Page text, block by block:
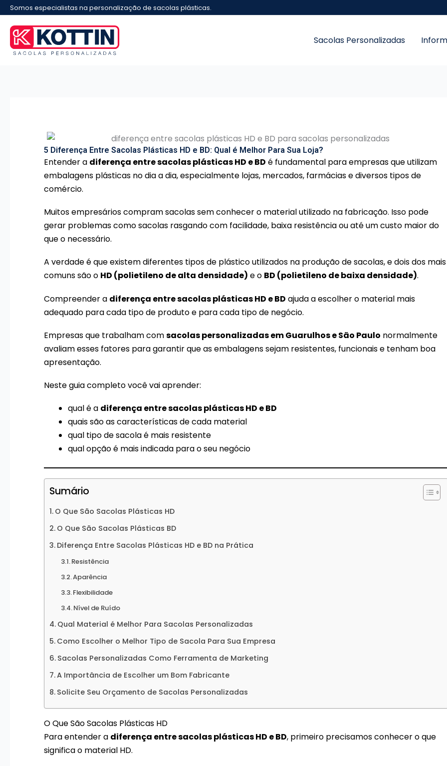
conteúdo
Somos especialistas na personalização de sacolas plásticas.
Sacolas Personalizadas
5 Diferença Entre Sacolas Plásticas HD e BD: Qual é Melhor Para Sua Loja?
Entender a diferença entre sacolas plásticas HD e BD é fundamental para empresas que utilizam
embalagens plásticas no dia a dia, especialmente lojas, mercados, farmácias e diversos tipos de
comércio.
Muitos empresários compram sacolas sem conhecer o material utilizado na fabricação. Isso pode
gerar problemas como sacolas rasgando com facilidade, baixa resistência ou até um custo maior do
que o necessário.
A verdade é que existem diferentes tipos de plástico utilizados na produção de sacolas, e dois dos mais
comuns são o HD (polietileno de alta densidade) e o BD (polietileno de baixa densidade).
Compreender a diferença entre sacolas plásticas HD e BD ajuda a escolher o material mais
adequado para cada tipo de produto e para cada tipo de negócio.
Empresas que trabalham comsacolas personalizadas em Guarulhos e São Paulo normalmente
avaliam esses fatores para garantir que as embalagens sejam resistentes, funcionais e tenham boa
apresentação.
Neste guia completo você vai aprender:
qual é a diferença entre sacolas plásticas HD e BD
quais são as características de cada material
qual tipo de sacola é mais resistente
qual opção é mais indicada para o seu negócio
Sumário
O Que São Sacolas Plásticas HD
O Que São Sacolas Plásticas BD
Diferença Entre Sacolas Plásticas HD e BD na Prática
Resistência
Aparência
Flexibilidade
Nível de Ruído
Qual Material é Melhor Para Sacolas Personalizadas
Como Escolher o Melhor Tipo de Sacola Para Sua Empresa
Sacolas Personalizadas Como Ferramenta de Marketing
A Importância de Escolher um Bom Fabricante
Solicite Seu Orçamento de Sacolas Personalizadas
O Que São Sacolas Plásticas HD
Para entender a diferença entre sacolas plásticas HD e BD, primeiro precisamos conhecer o que
significa o material HD.